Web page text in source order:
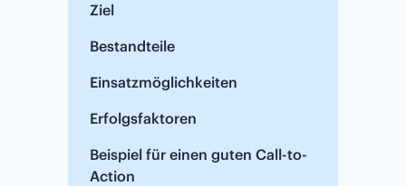
Ziel
Bestandteile
Einsatzmöglichkeiten
Erfolgsfaktoren
Beispiel für einen guten Call-to-
Action